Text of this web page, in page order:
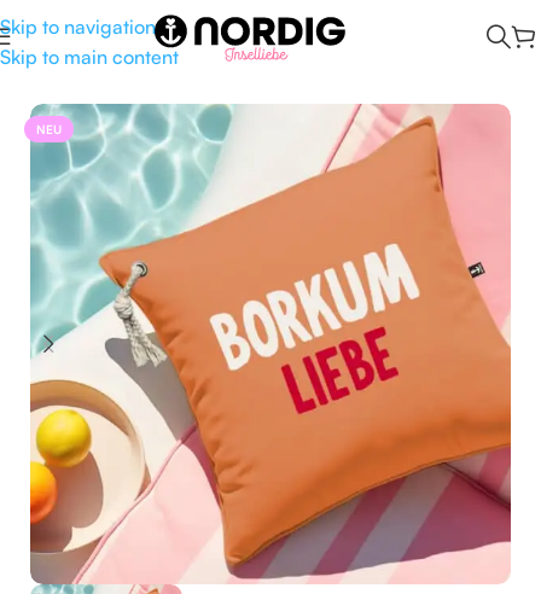
Skip to navigation
Skip to main content
Start /Maritime Deko/ Kissen/Outdoorkissen
NEU